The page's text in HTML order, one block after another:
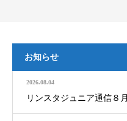
お知らせ
2026.08.04
リンスタジュニア通信８